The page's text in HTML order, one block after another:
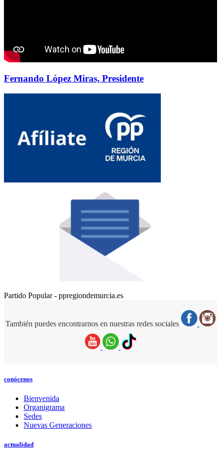
Fernando López Miras, Presidente
Partido Popular - ppregiondemurcia.es
También puedes encontrarnos en nuestras redes sociales
conócenos
Bienvenida
Organigrama
Sedes
Nuevas Generaciones
actualidad